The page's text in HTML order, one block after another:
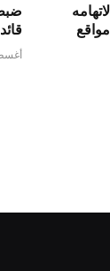
أغسطس